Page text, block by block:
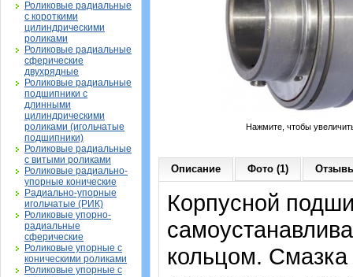
Роликовые радиальные
с короткими
цилиндрическими
роликами
Роликовые радиальные
сферические
двухрядные
Роликовые радиальные
подшипники с
длинными
цилиндрическими
роликами (игольчатые
подшипники)
Роликовые радиальные
с витыми роликами
Роликовые радиально-
упорные конические
Радиально-упорные
игольчатые (РИК)
Роликовые упорно-
радиальные
сферические
Роликовые упорные с
коническими роликами
Роликовые упорные с
Нажмите, чтобы
Описание Фото (1)
Корпусной
кольцом.